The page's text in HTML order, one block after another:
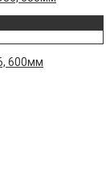
600мм